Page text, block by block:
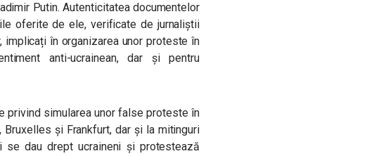
Putin. Autenticitatea documentelor
oferite de ele, verificate de jurnaliștii
în organizarea unor proteste în
anti-ucrainean, dar și pentru
privind simularea unor false proteste în
și Frankfurt, dar și la mitinguri
se dau drept ucraineni și protestează